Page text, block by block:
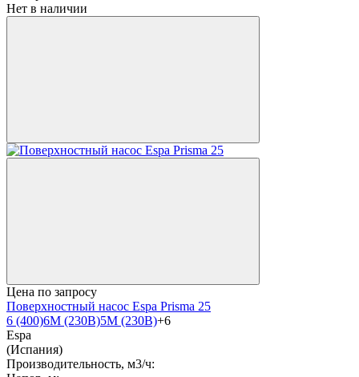
Нет в наличии
Цена по запросу
Поверхностный насос Espa Prisma 25
6 (400)6M (230В)5М (230В)+6
Espa
(Испания)
Производительность, м3/ч: